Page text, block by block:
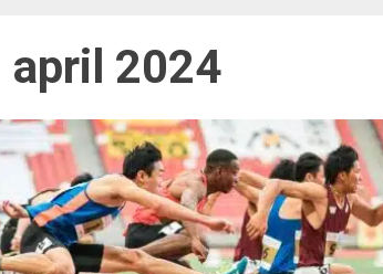
april 2024